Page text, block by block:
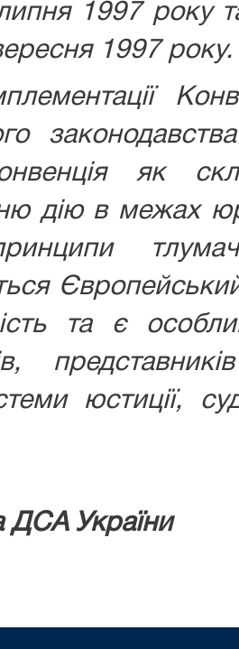
1997 року
1997 року.
як
дію в межах
та є
юстиції,
ДСА України